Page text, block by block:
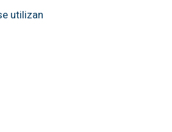
utilizan